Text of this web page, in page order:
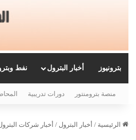
بترونيوز أخبار البترول نفط
منصة بترومنتور دورات تدريبية
الرئيسية / أخبار البترول / أخبار شركات